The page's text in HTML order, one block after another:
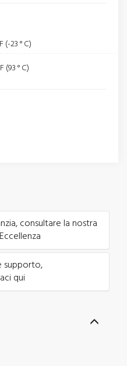
(-23 ° C)
(93 ° C)
consultare la nostra
supporto,
qui